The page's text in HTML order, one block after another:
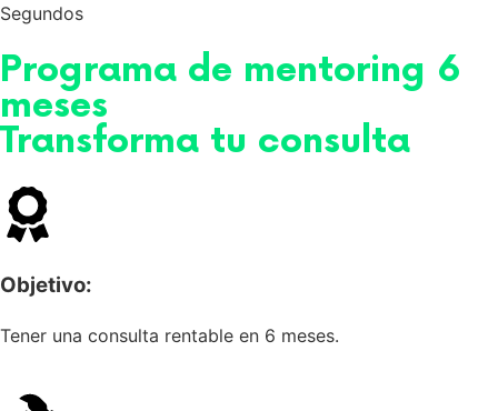
Segundos
Programa de mentoring 6
meses
Transforma tu consulta
Objetivo:
Tener una consulta rentable en 6 meses.